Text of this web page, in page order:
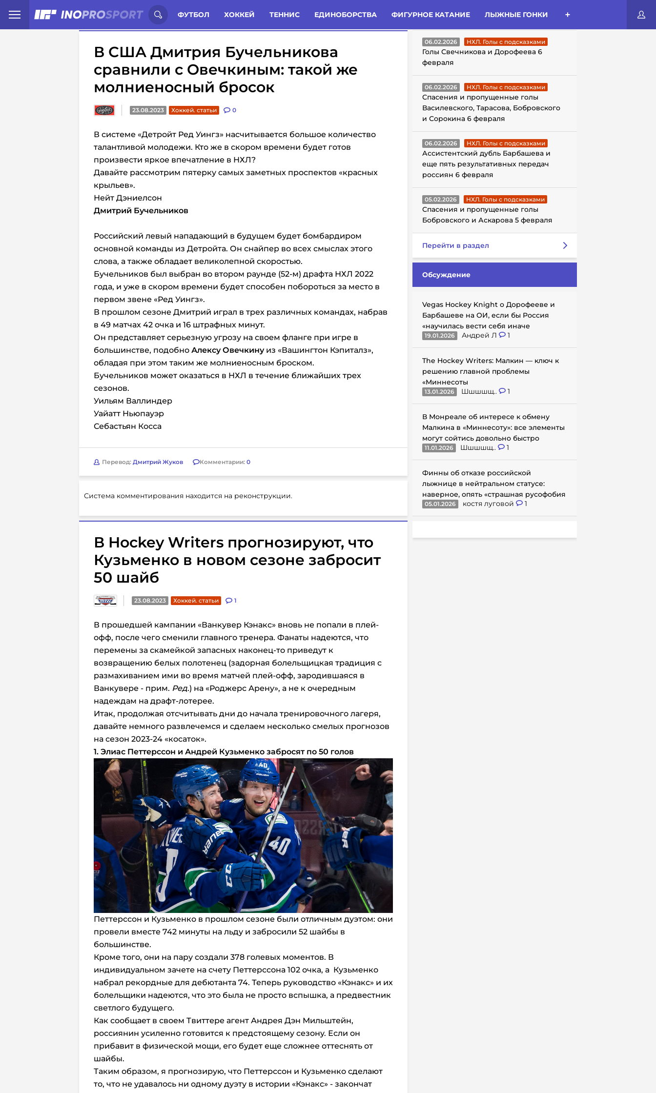
ФУТБОЛ ХОККЕЙ ТЕННИС ЕДИНОБОРСТВА ФИГУРНОЕ КАТАНИЕ ЛЫЖНЫЕ ГОНКИ
Иностранцы о спорте России: Статьи Комменты Новости
В США Дмитрия Бучельникова
сравнили с Овечкиным: такой же
молниеносный бросок
23.08.2023 Хоккей. статьи 0
В системе «Детройт Ред Уингз» насчитывается большое количество
талантливой молодежи. Кто же в скором времени будет готов
произвести яркое впечатление в НХЛ?
Давайте рассмотрим пятерку самых заметных проспектов «красных
крыльев».
Нейт Дэниелсон
Дмитрий Бучельников
Российский левый нападающий в будущем будет бомбардиром
основной команды из Детройта. Он снайпер во всех смыслах этого
слова, а также обладает великолепной скоростью.
Бучельников был выбран во втором раунде (52-м) драфта НХЛ 2022
года, и уже в скором времени будет способен побороться за место в
первом звене «Ред Уингз».
В прошлом сезоне Дмитрий играл в трех различных командах, набрав
в 49 матчах 42 очка и 16 штрафных минут.
Он представляет серьезную угрозу на своем фланге при игре в
большинстве, подобно Алексу Овечкинуиз «Вашингтон Кэпиталз»,
обладая при этом таким же молниеносным броском.
Бучельников может оказаться в НХЛ в течение ближайших трех
сезонов.
Уильям Валлиндер
Уайатт Ньюпауэр
Себастьян Косса
Перевод: Дмитрий Жуков Комментарии: 0
Система комментирования находится на реконструкции.
В Hockey Writers прогнозируют, что
Кузьменко в новом сезоне забросит
50 шайб
23.08.2023 Хоккей. статьи 1
В прошедшей кампании «Ванкувер Кэнакс» вновь не попали в плей-
офф, после чего сменили главного тренера. Фанаты надеются, что
перемены за скамейкой запасных наконец-то приведут к
возвращению белых полотенец (задорная болельщицкая традиция с
размахиванием ими во время матчей плей-офф, зародившаяся в
Ванкувере - прим. Ред.) на «Роджерс Арену», а не к очередным
надеждам на драфт-лотерее.
Итак, продолжая отсчитывать дни до начала тренировочного лагеря,
давайте немного развлечемся и сделаем несколько смелых прогнозов
на сезон 2023-24 «косаток».
1. Элиас Петтерссон и Андрей Кузьменко забросят по 50 голов
Петтерссон и Кузьменко в прошлом сезоне были отличным дуэтом: они
провели вместе 742 минуты на льду и забросили 52 шайбы в
большинстве.
Кроме того, они на пару создали 378 голевых моментов. В
индивидуальном зачете на счету Петтерссона 102 очка, а Кузьменко
набрал рекордные для дебютанта 74. Теперь руководство «Кэнакс» и их
болельщики надеются, что это была не просто вспышка, а предвестник
светлого будущего.
Как сообщает в своем Твиттере агент Андрея Дэн Мильштейн,
россиянин усиленно готовится к предстоящему сезону. Если он
прибавит в физической мощи, его будет еще сложнее оттеснять от
шайбы.
Таким образом, я прогнозирую, что Петтерссон и Кузьменко сделают
то, что не удавалось ни одному дуэту в истории «Кэнакс» - закончат
ГОЛЫ С ПОДСКАЗКАМИ
06.02.2026 НХЛ. Голы с подсказками
Голы Свечникова и Дорофеева 6
февраля
06.02.2026 НХЛ. Голы с подсказками
Спасения и пропущенные голы
Василевского, Тарасова, Бобровского
и Сорокина 6 февраля
06.02.2026 НХЛ. Голы с подсказками
Ассистентский дубль Барбашева и
еще пять результативных передач
россиян 6 февраля
05.02.2026 НХЛ. Голы с подсказками
Спасения и пропущенные голы
Бобровского и Аскарова 5 февраля
Перейти в раздел
Обсуждение
Vegas Hockey Knight о Дорофееве и
Барбашеве на ОИ, если бы Россия
«научилась вести себя иначе
19.01.2026 Андрей Л 1
The Hockey Writers: Малкин — ключ к
решению главной проблемы
«Миннесоты
13.01.2026 Шшшшщ.. 1
В Монреале об интересе к обмену
Малкина в «Миннесоту»: все элементы
могут сойтись довольно быстро
11.01.2026 Шшшшщ.. 1
Финны об отказе российской
лыжнице в нейтральном статусе:
наверное, опять «страшная русофобия
05.01.2026 костя луговой 1